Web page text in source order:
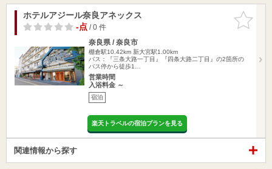
お気に入
りに追加
ホテルアジール奈良アネックス
-点/ 0 件
奈良県 / 奈良市
棚倉駅10.42km 新大宮駅1.00km
バス：『三条大路一丁目』『四条大路二丁目』の2箇所の
バス停から徒歩1…
営業時間
入浴料金 ～
宿泊
楽天トラベルの宿泊プランを見る
関連情報から探す